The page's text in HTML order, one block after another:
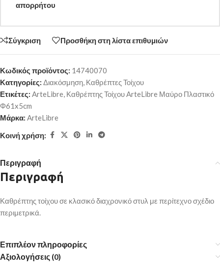
απορρήτου
Σύγκριση Προσθήκη στη λίστα επιθυμιών
Κωδικός προϊόντος: 14740070
Κατηγορίες: Διακόσμηση, Καθρέπτες Τοίχου
Ετικέτες: ArteLibre, Καθρέπτης Τοίχου ArteLibre Μαύρο Πλαστικό
Φ61x5cm
Μάρκα: ArteLibre
Κοινή χρήση:
Περιγραφή
Περιγραφή
Καθρέπτης τοίχου σε κλασικό διαχρονικό στυλ με περίτεχνο σχέδιο
περιμετρικά.
Επιπλέον πληροφορίες
Αξιολογήσεις (0)